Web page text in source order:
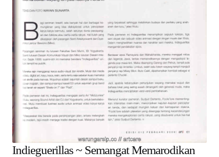
menu
Alamat
Rekening
Reseller
Indieguerillas ~ Semangat Memarodikan